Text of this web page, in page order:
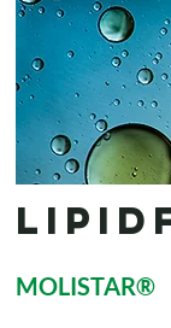
MOLISTAR®